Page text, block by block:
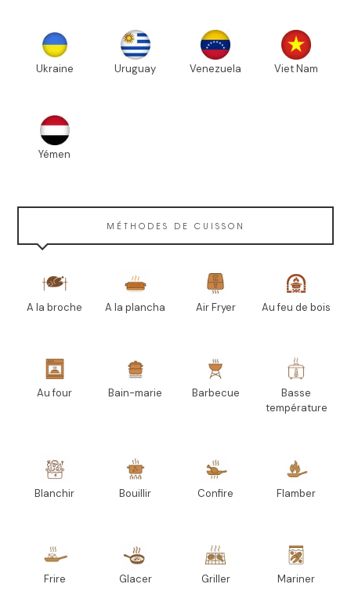
Ukraine Uruguay Venezuela Viet Nam
Yémen
MÉTHODES DE CUISSON
A la broche A la plancha Air Fryer Au feu de bois
Au four Bain-marie Barbecue
Basse
température
Blanchir Bouillir Confire Flamber
Frire Glacer Griller Mariner